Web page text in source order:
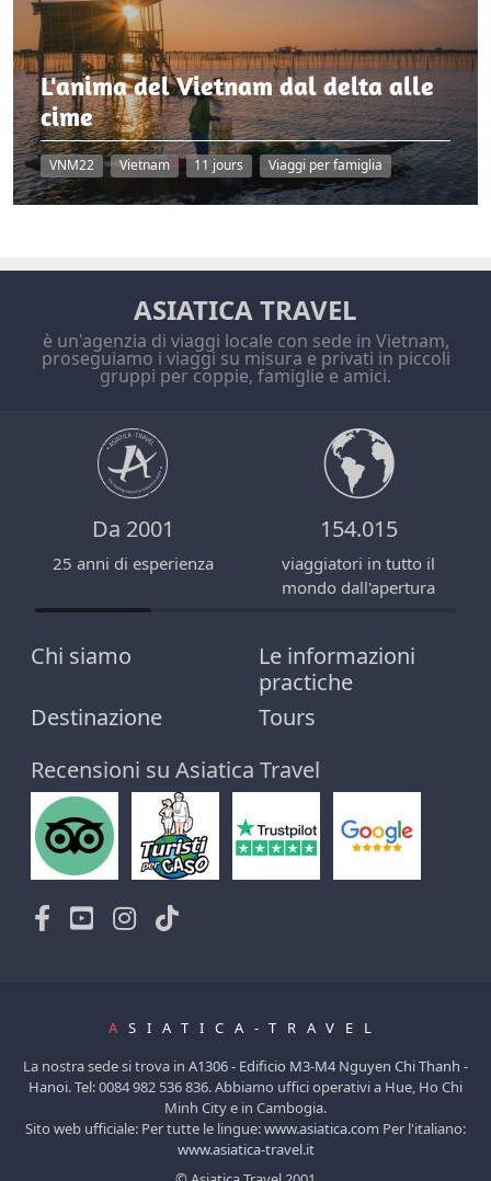
L'anima del Vietnam dal delta alle
cime
VNM22 Vietnam 11 jours Viaggi per famiglia
ASIATICA TRAVEL
è un'agenzia di viaggi locale con sede in Vietnam,
proseguiamo i viaggi su misura e privati in piccoli
gruppi per coppie, famiglie e amici.
Da 2001
25 anni di esperienza
154.015
viaggiatori in tutto il
mondo dall'apertura
Chi siamo
Le informazioni
practiche
Destinazione
Tours
Recensioni su Asiatica Travel
A SIATICA-TRAVEL
La nostra sede si trova in A1306 - Edificio M3-M4 Nguyen Chi Thanh -
Hanoi. Tel: 0084 982 536 836. Abbiamo uffici operativi a Hue, Ho Chi
Minh City e in Cambogia.
Sito web ufficiale: Per tutte le lingue:www.asiatica.com Per l'italiano:
www.asiatica-travel.it